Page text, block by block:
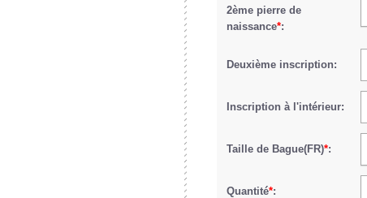
2ème pierre de
naissance*:
Deuxième inscription:
Inscription à l'intérieur:
Taille de Bague(FR)*:
Quantité*: